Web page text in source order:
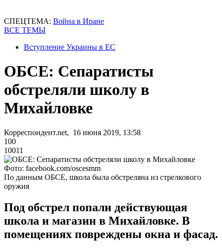
СПЕЦТЕМА: Война в Иране
ВСЕ ТЕМЫ
Вступление Украины в ЕС
ОБСЕ: Сепаратисты
обстреляли школу в
Михайловке
Корреспондент.net, 16 июня 2019, 13:58
100
10011
Фото: facebook.com/oscesmm
По данным ОБСЕ, школа была обстреляна из стрелкового
оружия
Под обстрел попали действующая
школа и магазин в Михайловке. В
помещениях повреждены окна и фасад.